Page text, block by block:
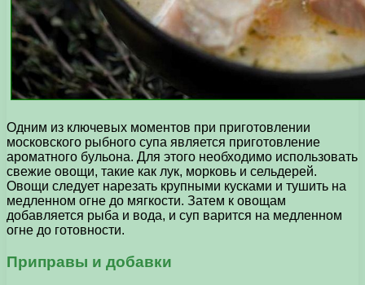
Одним из ключевых моментов при приготовлении
московского рыбного супа является приготовление
ароматного бульона. Для этого необходимо использовать
свежие овощи, такие как лук, морковь и сельдерей.
Овощи следует нарезать крупными кусками и тушить на
медленном огне до мягкости. Затем к овощам
добавляется рыба и вода, и суп варится на медленном
огне до готовности.
Приправы и добавки